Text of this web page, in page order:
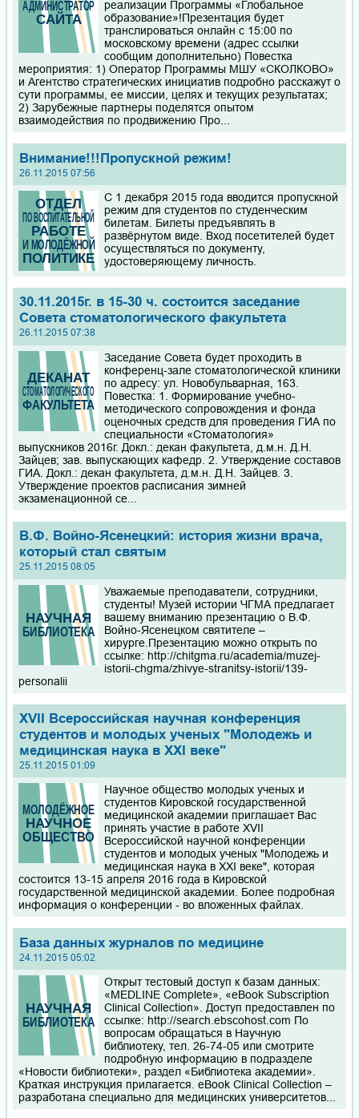
Приглашаем школьников 9-11 классов и СПО на курсы
подготовки к ОГЭ и ЕГЭ по химии и биологии. Форма
обучения: очная и дистанционная.
Уважаемые руководители и активисты волонтёрских
отрядов! С радостью объявляем о старте традиционного
конкурса "Лучший волонтёрский отряд", который будет
проходить в течение 2026 года!
Приказы на зачисление по программам ординатуры 2026
реализации Программы «Глобальное
образование»!Презентация будет
транслироваться онлайн с 15:00 по
московскому времени (адрес ссылки
сообщим дополнительно) Повестка
мероприятия: 1) Оператор Программы МШУ «СКОЛКОВО»
и Агентство стратегических инициатив подробно расскажут о
сути программы, ее миссии, целях и текущих результатах;
2) Зарубежные партнеры поделятся опытом
взаимодействия по продвижению Про...
Внимание!!!Пропускной режим!
26.11.2015 07:56
С 1 декабря 2015 года вводится пропускной
режим для студентов по студенческим
билетам. Билеты предъявлять в
развёрнутом виде. Вход посетителей будет
осуществляться по документу,
удостоверяющему личность.
30.11.2015г. в 15-30 ч. состоится заседание
Совета стоматологического факультета
26.11.2015 07:38
Заседание Совета будет проходить в
конференц-зале стоматологической клиники
по адресу: ул. Новобульварная, 163.
Повестка: 1. Формирование учебно-
методического сопровождения и фонда
оценочных средств для проведения ГИА по
специальности «Стоматология»
выпускников 2016г. Докл.: декан факультета, д.м.н. Д.Н.
Зайцев; зав. выпускающих кафедр. 2. Утверждение составов
ГИА. Докл.: декан факультета, д.м.н. Д.Н. Зайцев. 3.
Утверждение проектов расписания зимней
экзаменационной се...
В.Ф. Войно-Ясенецкий: история жизни врача,
который стал святым
25.11.2015 08:05
Уважаемые преподаватели, сотрудники,
студенты! Музей истории ЧГМА предлагает
вашему вниманию презентацию о В.Ф.
Войно-Ясенецком святителе –
хирурге.Презентацию можно открыть по
ссылке: http://chitgma.ru/academia/muzej-
istorii-chgma/zhivye-stranitsy-istorii/139-
personalii
XVII Всероссийская научная конференция
студентов и молодых ученых "Молодежь и
медицинская наука в XXI веке"
25.11.2015 01:09
Научное общество молодых ученых и
студентов Кировской государственной
медицинской академии приглашает Вас
принять участие в работе XVII
Всероссийской научной конференции
студентов и молодых ученых "Молодежь и
медицинская наука в XXI веке", которая
состоится 13-15 апреля 2016 года в Кировской
государственной медицинской академии. Более подробная
информация о конференции - во вложенных файлах.
База данных журналов по медицине
24.11.2015 05:02
Открыт тестовый доступ к базам данных:
«MEDLINE Complete», «eBook Subscription
Clinical Collection». Доступ предоставлен по
ссылке: http://search.ebscohost.com По
вопросам обращаться в Научную
библиотеку, тел. 26-74-05 или смотрите
подробную информацию в подразделе
«Новости библиотеки», раздел «Библиотека академии».
Краткая инструкция прилагается. eBook Clinical Collection –
разработана специально для медицинских университетов...